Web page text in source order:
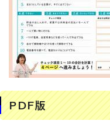
PDF版